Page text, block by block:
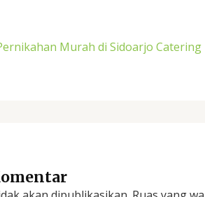
Murah di Sidoarjo